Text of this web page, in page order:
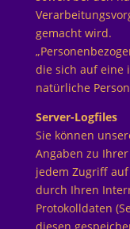
gemacht wird.
die sich auf eine
natürliche
Server-Logfiles
Sie können
Angaben zu
jedem Zugriff
durch Ihren
Protokolldaten